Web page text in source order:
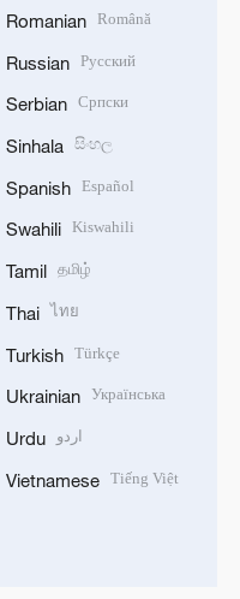
Romanian Română
Russian Русский
Serbian Српски
Sinhala සිංහල
Spanish Español
Swahili Kiswahili
Tamil தமிழ்
Thai ไทย
Turkish Türkçe
Ukrainian Українська
Urdu اردو
Vietnamese Tiếng Việt